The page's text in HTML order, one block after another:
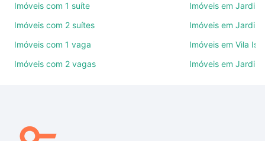
ruas, bairros e até condomínios favoritos. Você
também pode usar os filtros como quantidade de
quartos, suítes, com ou sem vaga de garagem para
comodidades, como piscina, academia, salão de
Qual o preço de Imóveis com 3 suites à venda em
Imóveis com 1 suíte
Imóveis com 2 suítes
Imóveis com 1 vaga
Imóveis com 2 vagas
Imóveis em Jardim
Imóveis em Jardim
Imóveis em Vila
Imóveis em Jardim